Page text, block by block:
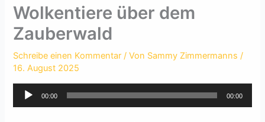
Wolkentiere über dem
Zauberwald
Schreibe einen Kommentar / Von Sammy Zimmermanns/
16. August 2025
Audio-
00:00 00:00